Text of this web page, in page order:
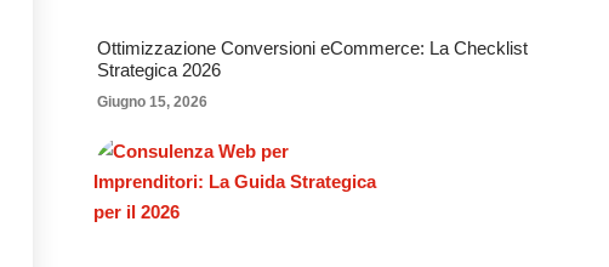
Ottimizzazione Conversioni eCommerce: La Checklist
Strategica 2026
Giugno 15, 2026